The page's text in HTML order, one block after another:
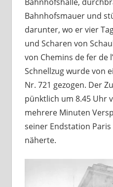
Bahnhofsmauer und
darunter, wo er vier
und Scharen von
von Chemins de fer de
Schnellzug wurde von
Nr. 721 gezogen. Der
pünktlich um 8.45 Uhr
mehrere Minuten
seiner Endstation
näherte.